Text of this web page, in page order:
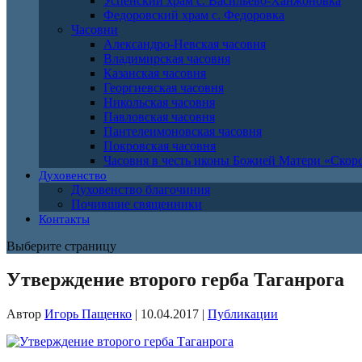
Федоровский храм с. Федоровка
Часовни
Александро-Невская часовня
Владимирская часовня
Казанская часовня
Георгиевская часовня
Никольская часовня
Павловская часовня
Пантелеимоновская часовня
Покровская часовня
Часовня в честь иконы Божией Матери
Духовенство
Духовенство благочиния
Почившие священники
Контакты
Выберите страницу
Утверждение второго герба Таганрога
Автор Игорь Пащенко | 10.04.2017 | Публикации